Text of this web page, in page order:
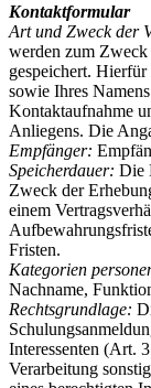
Kontaktformular
Art und Zweck der
werden zum
gespeichert.
sowie Ihres
Kontaktaufnahme
Anliegens. Die
Empfänger:
Speicherdauer: Die
Zweck der
einem
Fristen.
Kategorien
Nachname,
Rechtsgrundlage:
Interessenten (Art.
Verarbeitung